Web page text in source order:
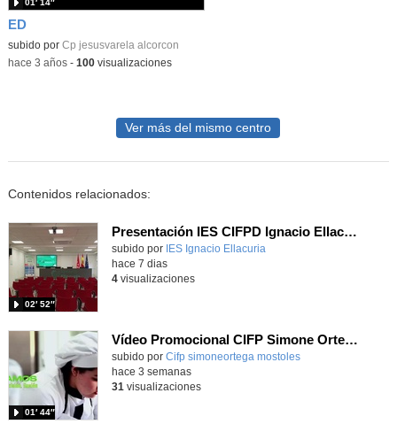
ED
subido por Cp jesusvarela alcorcon
01′ 14″
-hace 3 años- 100visualizaciones
Ver más del mismo centro
Contenidos relacionados:
Presentación IES CIFPD Ignacio Ellacuría
Contenido educativo.
subido por IES Ignacio Ellacuria
02′ 52″
hace 7 dias
4visualizaciones
Vídeo Promocional CIFP Simone Ortega
Contenido educativo.
subido por Cifp simoneortega mostoles
01′ 44″
-
hace 3 semanas
31 visualizaciones